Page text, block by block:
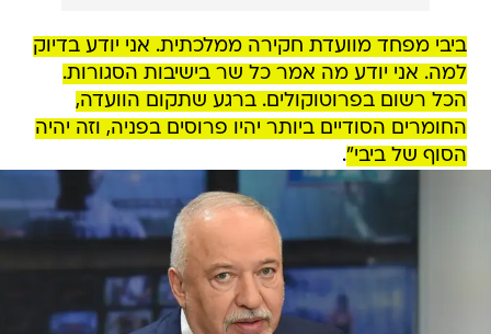
ביבי מפחד מוועדת חקירה ממלכתית. אני יודע בדיוק
למה. אני יודע מה אמר כל שר בישיבות הסגורות.
הכל רשום בפרוטוקולים. ברגע שתקום הוועדה,
החומרים הסודיים ביותר יהיו פרוסים בפניה, וזה יהיה
הסוף של ביבי".